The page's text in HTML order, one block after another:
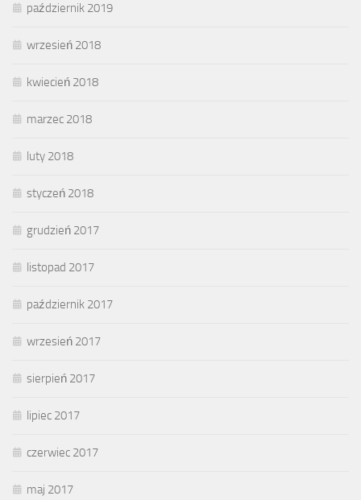
październik 2019
wrzesień 2018
kwiecień 2018
marzec 2018
luty 2018
styczeń 2018
grudzień 2017
listopad 2017
październik 2017
wrzesień 2017
sierpień 2017
lipiec 2017
czerwiec 2017
maj 2017